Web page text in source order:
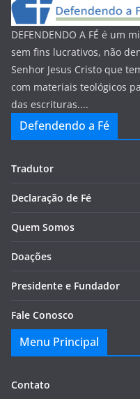
DEFENDENDO A FÉ é um
sem fins lucrativos, não
Senhor Jesus Cristo que
com materiais teológicos
das escrituras....
Defendendo a Fé
Tradutor
Declaração de Fé
Quem Somos
Doações
Presidente e Fundador
Fale Conosco
Menu Principal
Contato